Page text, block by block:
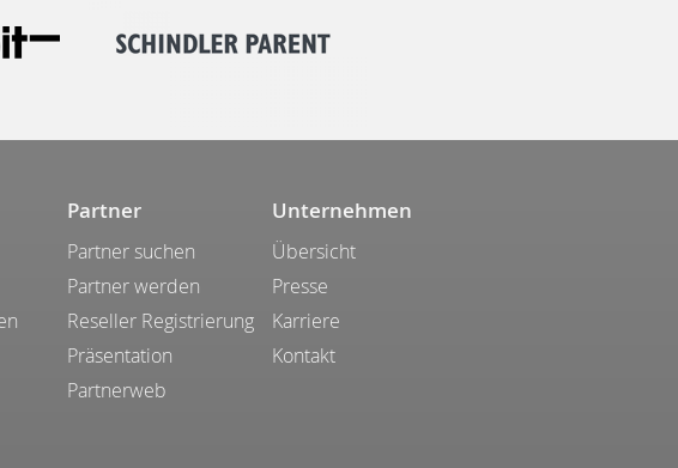
Partner
Partner suchen
Partner werden
Reseller Registrierung
Präsentation
Partnerweb
Unternehmen
Übersicht
Presse
Karriere
Kontakt